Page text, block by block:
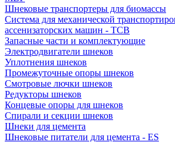
Шнековые транспортеры для биомассы
Система для механической
ассенизаторских машин - TCB
Запасные части и комплектующие
Электродвигатели шнеков
Уплотнения шнеков
Промежуточные опоры шнеков
Смотровые лючки шнеков
Редукторы шнеков
Концевые опоры для шнеков
Спирали и секции шнеков
Шнеки для цемента
Шнековые питатели для цемента - ES